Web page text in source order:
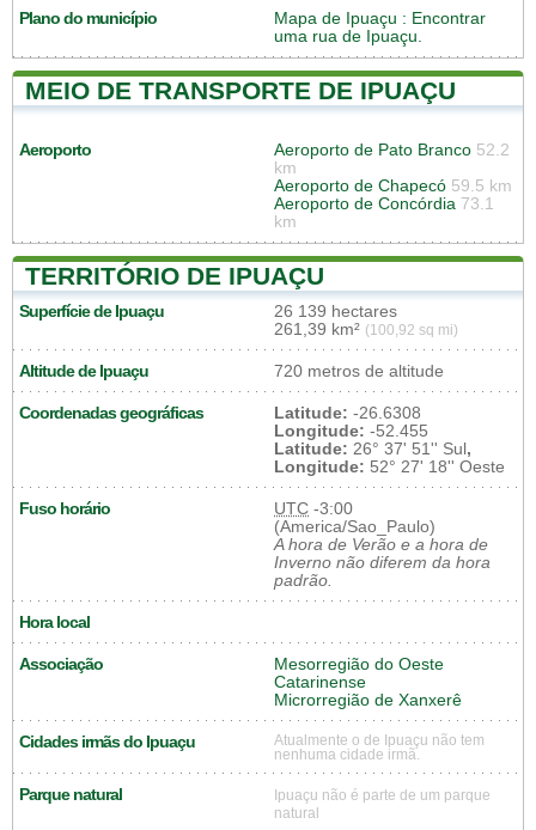
Plano do município Mapa de Ipuaçu : Encontrar
uma rua de Ipuaçu.
MEIO DE TRANSPORTE DE IPUAÇU
Aeroporto Aeroporto de Pato Branco 52.2
km
Aeroporto de Chapecó 59.5 km
Aeroporto de Concórdia 73.1
km
TERRITÓRIO DE IPUAÇU
Superfície de Ipuaçu
26 139 hectares
261,39 km² (100,92 sq mi)
Altitude de Ipuaçu 720 metros de altitude
Coordenadas geográficas Latitude: -26.6308
Longitude: -52.455
Latitude: 26° 37' 51'' Sul,
Longitude: 52° 27' 18'' Oeste
Fuso horário UTC -3:00
(America/Sao_Paulo)
A hora de Verão e a hora de
Inverno não diferem da hora
padrão.
Hora local
Associação
Mesorregião do Oeste
Catarinense
Microrregião de Xanxerê
Cidades irmãs do Ipuaçu
Atualmente o de Ipuaçu não tem
nenhuma cidade irmã.
Parque natural
Ipuaçu não é parte de um parque
natural